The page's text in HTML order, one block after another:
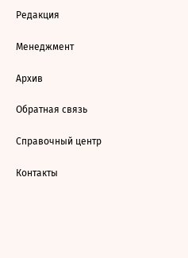
Редакция
Менеджмент
Архив
Обратная связь
Справочный центр
Контакты